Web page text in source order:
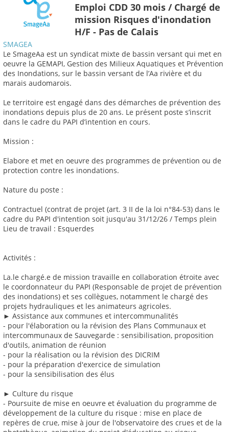
Emploi CDD 30 mois / Chargé de
mission Risques d'inondation
H/F - Pas de Calais
SMAGEA
Le SmageAa est un syndicat mixte de bassin versant qui met en
oeuvre la GEMAPI, Gestion des Milieux Aquatiques et Prévention
des Inondations, sur le bassin versant de l’Aa rivière et du
marais audomarois.
Le territoire est engagé dans des démarches de prévention des
inondations depuis plus de 20 ans. Le présent poste s’inscrit
dans le cadre du PAPI d’intention en cours.
Mission :
Elabore et met en oeuvre des programmes de prévention ou de
protection contre les inondations.
Nature du poste :
Contractuel (contrat de projet (art. 3 II de la loi n°84-53) dans le
cadre du PAPI d'intention soit jusqu'au 31/12/26 / Temps plein
Lieu de travail : Esquerdes
Activités :
La.le chargé.e de mission travaille en collaboration étroite avec
le coordonnateur du PAPI (Responsable de projet de prévention
des inondations) et ses collègues, notamment le chargé des
projets hydrauliques et les animateurs agricoles.
► Assistance aux communes et intercommunalités
- pour l'élaboration ou la révision des Plans Communaux et
intercommunaux de Sauvegarde : sensibilisation, proposition
d'outils, animation de réunion
- pour la réalisation ou la révision des DICRIM
- pour la préparation d'exercice de simulation
- pour la sensibilisation des élus
► Culture du risque
- Poursuite de mise en oeuvre et évaluation du programme de
développement de la culture du risque : mise en place de
repères de crue, mise à jour de l'observatoire des crues et de la